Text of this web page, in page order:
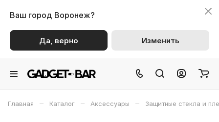
Ваш город Воронеж?
Да, верно Изменить
Главная – Каталог – Аксессуары – Защитные стекла и